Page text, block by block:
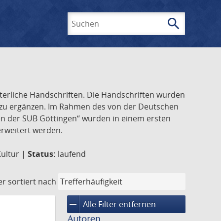
search
Handschriften. Die Handschriften wurden
ergänzen. Im Rahmen des von der Deutschen
SUB Göttingen“ wurden in einem ersten
werden.
| Status: laufend
sortiert nach
remove Alle Filter entfernen